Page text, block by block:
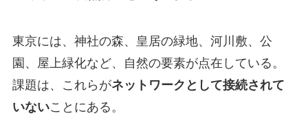
東京には、神社の森、皇居の緑地、河川敷、公
園、屋上緑化など、自然の要素が点在している。
課題は、これらがネットワークとして接続されて
いないことにある。